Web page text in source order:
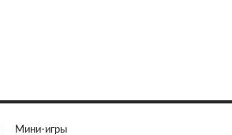
Мини-игры